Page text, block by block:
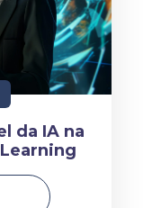
da IA na